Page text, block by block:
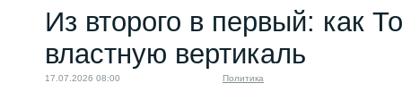
Из второго в первый: как
властную вертикаль
17.07.2026 08:00 Политика